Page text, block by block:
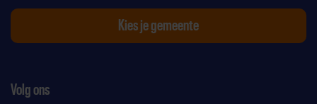
Volg ons
Kies je gemeente